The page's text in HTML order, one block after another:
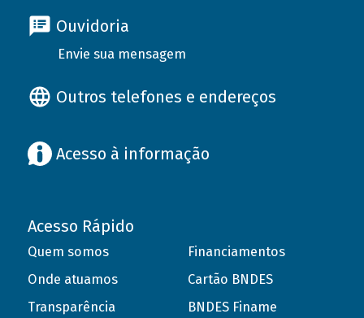
Ouvidoria
Envie sua mensagem
Outros telefones e endereços
Acesso à informação
Acesso Rápido
Quem somos
Onde atuamos
Transparência
Financiamentos
Cartão BNDES
BNDES Finame